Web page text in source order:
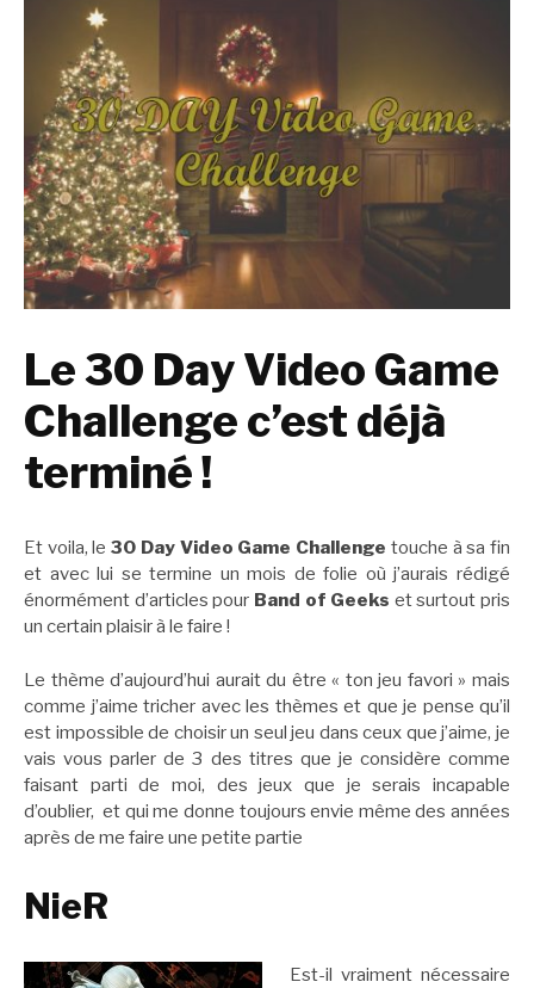
Le 30 Day Video Game
Challenge c’est déjà
terminé !
Et voila, le 30 Day Video Game Challenge touche à sa fin
et avec lui se termine un mois de folie où j’aurais rédigé
énormément d’articles pour Band of Geeks et surtout pris
un certain plaisir à le faire !
Le thème d’aujourd’hui aurait du être « ton jeu favori » mais
comme j’aime tricher avec les thèmes et que je pense qu’il
est impossible de choisir un seul jeu dans ceux que j’aime, je
vais vous parler de 3 des titres que je considère comme
faisant parti de moi, des jeux que je serais incapable
d’oublier, et qui me donne toujours envie même des années
après de me faire une petite partie
NieR
Est-il vraiment nécessaire